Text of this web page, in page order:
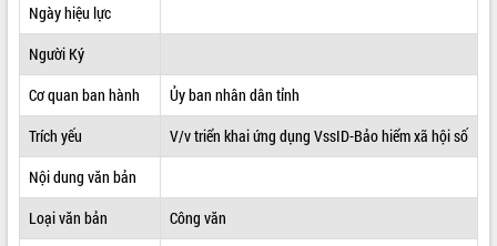
THÔNG TIN CHỈ ĐẠO ĐIỀU HÀNH
HỆ THỐNG VĂN BẢN
VĂN BẢN HĐND TỈNH
ĐIỂM TIN VĂN BẢN
QUY HOẠCH - KẾ HOẠCH
Ngày hiệu lực
Người Ký
Cơ quan ban hành
Ủy ban nhân dân tỉnh
Trích yếu
V/v triển khai ứng dụng VssID-Bảo hiểm xã hội số
Nội dung văn bản
Loại văn bản
Công văn